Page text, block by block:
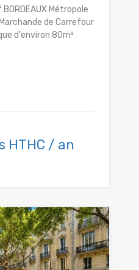
Métropole
de Carrefour
d'environ 80m²
HTHC / an